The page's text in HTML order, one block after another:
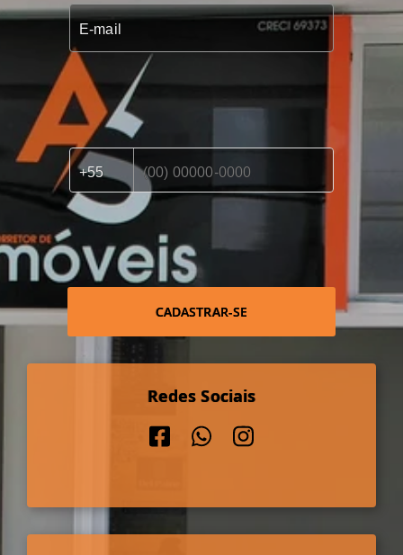
CADASTRAR-SE
Redes Sociais